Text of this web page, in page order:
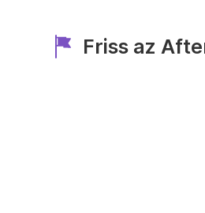
Friss az